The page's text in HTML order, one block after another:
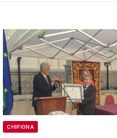
CHIPIONA